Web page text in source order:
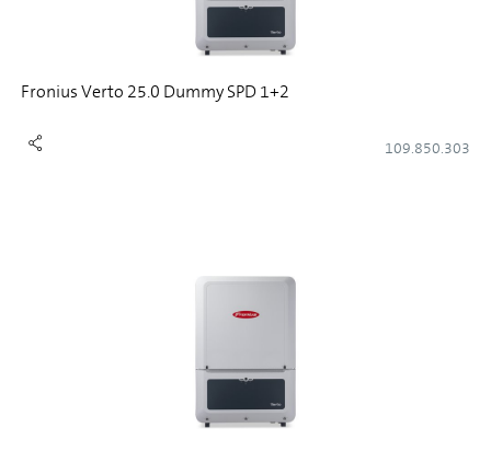
Fronius Verto 25.0 Dummy SPD 1+2
109.850.303